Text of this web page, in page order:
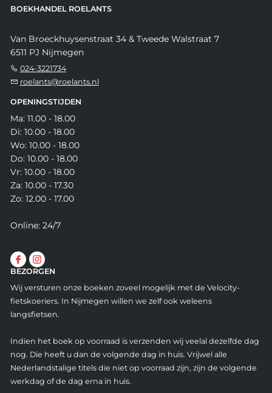
BOEKHANDEL ROELANTS
Van Broeckhuysenstraat 34 & Tweede Walstraat 7
6511 PJ Nijmegen
024-3221734
roelants@roelants.nl
OPENINGSTIJDEN
Ma: 11.00 - 18.00
Di: 10.00 - 18.00
Wo: 10.00 - 18.00
Do: 10.00 - 18.00
Vr: 10.00 - 18.00
Za: 10.00 - 17.30
Zo: 12.00 - 17.00
Online: 24/7
BEZORGEN
Wij versturen onze boeken zoveel mogelijk met de Velocity-
fietskoeriers. In Nijmegen willen we zelf ook weleens
langsfietsen.
Indien het boek op voorraad is verzenden wij veelal dezelfde dag
nog. Die heeft u dan de volgende dag in huis. Vrijwel alle
Nederlandstalige titels die niet op voorraad zijn, zijn de volgende
werkdag of de dag erna in huis.